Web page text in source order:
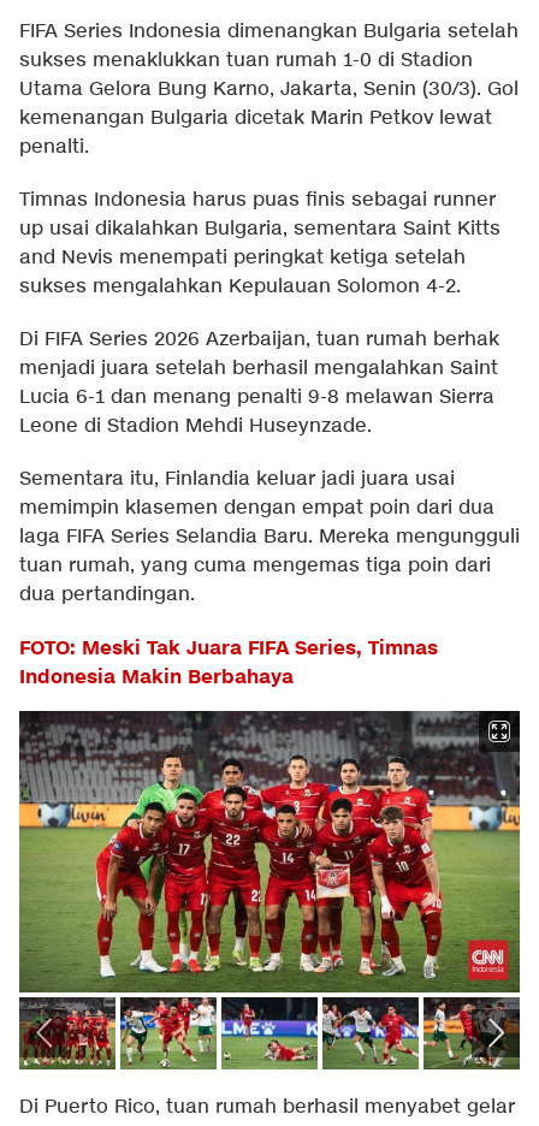
FIFA Series Indonesia dimenangkan Bulgaria setelah
sukses menaklukkan tuan rumah 1-0 di Stadion
Utama Gelora Bung Karno, Jakarta, Senin (30/3). Gol
kemenangan Bulgaria dicetak Marin Petkov lewat
penalti.
Timnas Indonesia harus puas finis sebagai runner
up usai dikalahkan Bulgaria, sementara Saint Kitts
and Nevis menempati peringkat ketiga setelah
sukses mengalahkan Kepulauan Solomon 4-2.
Di FIFA Series 2026 Azerbaijan, tuan rumah berhak
menjadi juara setelah berhasil mengalahkan Saint
Lucia 6-1 dan menang penalti 9-8 melawan Sierra
Leone di Stadion Mehdi Huseynzade.
Sementara itu, Finlandia keluar jadi juara usai
memimpin klasemen dengan empat poin dari dua
laga FIFA Series Selandia Baru. Mereka mengungguli
tuan rumah, yang cuma mengemas tiga poin dari
dua pertandingan.
FOTO: Meski Tak Juara FIFA Series, Timnas
Indonesia Makin Berbahaya
Di Puerto Rico, tuan rumah berhasil menyabet gelar